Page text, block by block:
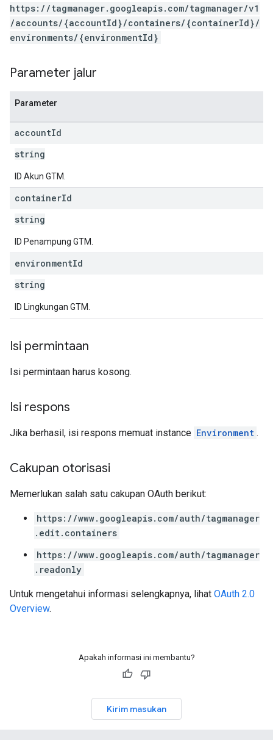
https://tagmanager.googleapis.com/tagmanager/v1
/accounts/{accountId}/containers/{containerId}/
environments/{environmentId}
Parameter jalur
Parameter
accountId
string
ID Akun GTM.
containerId
string
ID Penampung GTM.
environmentId
string
ID Lingkungan GTM.
Isi permintaan
Isi permintaan harus kosong.
Isi respons
Jika berhasil, isi respons memuat instance Environment .
Cakupan otorisasi
Memerlukan salah satu cakupan OAuth berikut:
https://www.googleapis.com/auth/tagmanager
.edit.containers
https://www.googleapis.com/auth/tagmanager
.readonly
Untuk mengetahui informasi selengkapnya, lihat OAuth 2.0
Overview.
Apakah informasi ini membantu?
Kirim masukan